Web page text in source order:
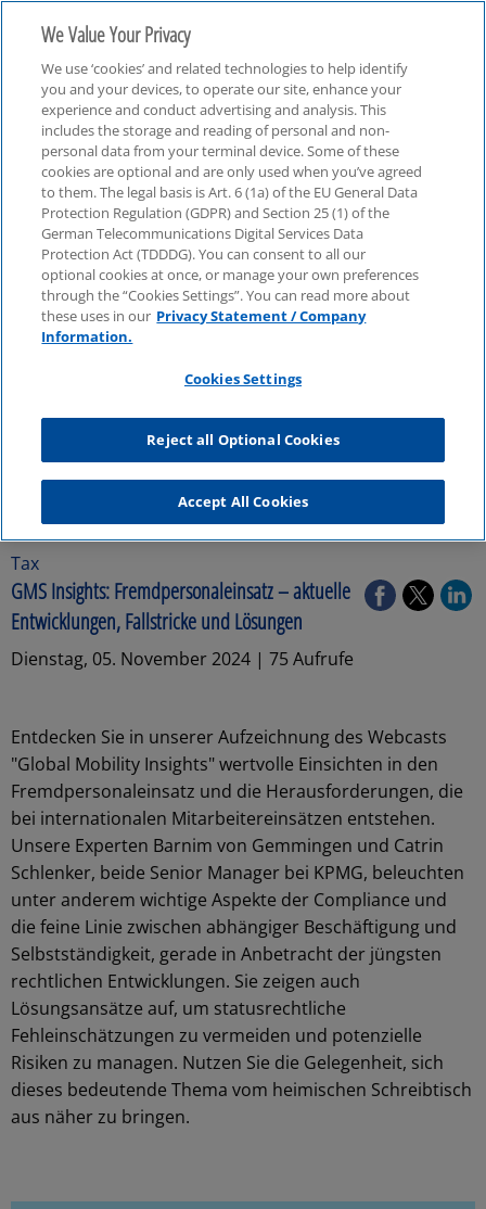
Global Mobility Insights
Tax
GMS Insights: Fremdpersonaleinsatz – aktuelle
Entwicklungen, Fallstricke und Lösungen
Dienstag, 05. November 2024 | 75 Aufrufe
Entdecken Sie in unserer Aufzeichnung des Webcasts
"Global Mobility Insights" wertvolle Einsichten in den
Fremdpersonaleinsatz und die Herausforderungen, die
bei internationalen Mitarbeitereinsätzen entstehen.
Unsere Experten Barnim von Gemmingen und Catrin
Schlenker, beide Senior Manager bei KPMG, beleuchten
unter anderem wichtige Aspekte der Compliance und
die feine Linie zwischen abhängiger Beschäftigung und
Selbstständigkeit, gerade in Anbetracht der jüngsten
rechtlichen Entwicklungen. Sie zeigen auch
Lösungsansätze auf, um statusrechtliche
Fehleinschätzungen zu vermeiden und potenzielle
Risiken zu managen. Nutzen Sie die Gelegenheit, sich
dieses bedeutende Thema vom heimischen Schreibtisch
aus näher zu bringen.
We Value Your Privacy
We use ‘cookies’ and related technologies to help identify
you and your devices, to operate our site, enhance your
experience and conduct advertising and analysis. This
includes the storage and reading of personal and non-
personal data from your terminal device. Some of these
cookies are optional and are only used when you’ve agreed
to them. The legal basis is Art. 6 (1a) of the EU General Data
Protection Regulation (GDPR) and Section 25 (1) of the
German Telecommunications Digital Services Data
Protection Act (TDDDG). You can consent to all our
optional cookies at once, or manage your own preferences
through the “Cookies Settings”. You can read more about
these uses in our Privacy Statement / Company
Information.
Cookies Settings
Reject all Optional Cookies
Accept All Cookies